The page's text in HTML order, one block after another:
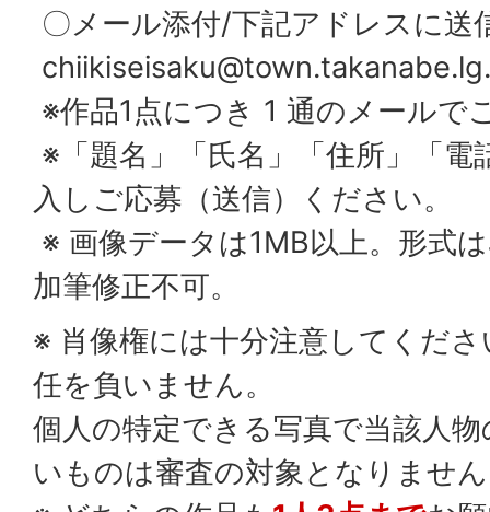
〇メール添付/下記アドレスに送
※作品1点につき 1 通のメールで
※「題名」「氏名」「住所」「電
入しご応募（送信）ください。
※ 画像データは1MB以上。形式
加筆修正不可。
※ 肖像権には十分注意してくだ
任を負いません。
個人の特定できる写真で当該人
いものは審査の対象となりませ